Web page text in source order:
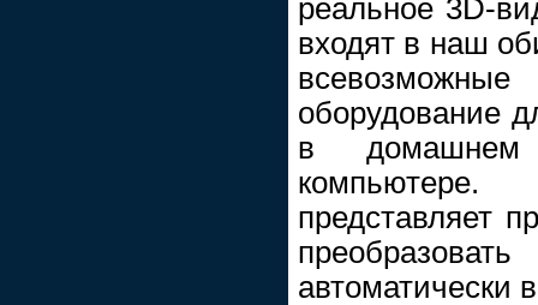
реальное 3D-
входят в наш
оборудование
в домашнем
представляет
автоматически